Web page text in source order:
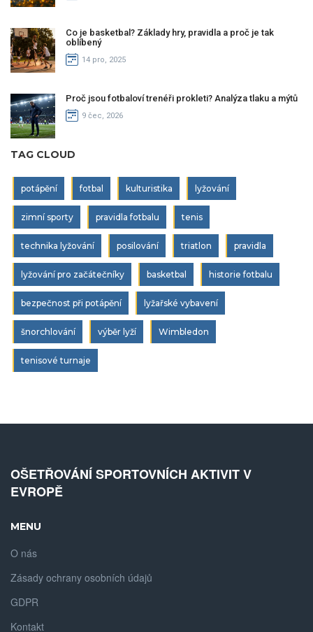
Co je basketbal? Základy hry, pravidla a proč je tak
oblíbený
14 pro, 2025
Proč jsou fotbaloví trenéři prokleti? Analýza tlaku a mýtů
9 čec, 2026
TAG CLOUD
potápění fotbal kulturistika lyžování
zimní sporty pravidla fotbalu tenis
technika lyžování posilování triatlon pravidla
lyžování pro začátečníky basketbal historie fotbalu
bezpečnost při potápění lyžařské vybavení
šnorchlování výběr lyží Wimbledon
tenisové turnaje
OŠETŘOVÁNÍ SPORTOVNÍCH AKTIVIT V
EVROPĚ
MENU
O nás
Zásady ochrany osobních údajů
GDPR
Kontakt